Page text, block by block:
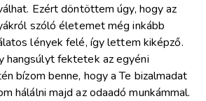
Ezért döntöttem úgy, hogy az
szóló életemet még inkább
lények felé, így lettem kiképző.
hangsúlyt fektetek az egyéni
bízom benne, hogy a Te bizalmadat
hálálni majd az odaadó munkámmal.